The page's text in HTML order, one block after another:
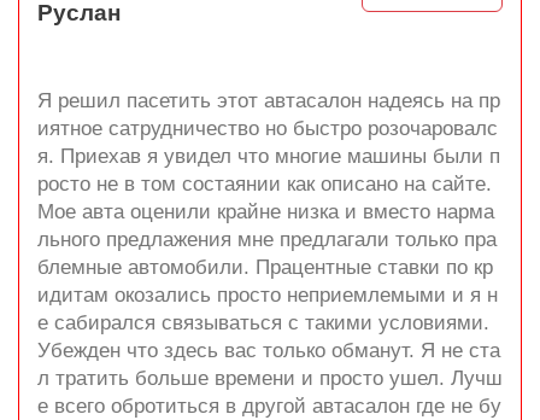
Руслан
Я решил пасетить этот автасалон надеясь на пр
иятное сатрудничество но быстро розочаровалс
я. Приехав я увидел что многие машины были п
росто не в том состаянии как описано на сайте.
Мое авта оценили крайне низка и вместо нарма
льного предлажения мне предлагали только пра
блемные автомобили. Працентные ставки по кр
идитам окозались просто неприемлемыми и я н
е сабирался связываться с такими условиями.
Убежден что здесь вас только обманут. Я не ста
л тратить больше времени и просто ушел. Лучш
е всего обротиться в другой автасалон где не бу